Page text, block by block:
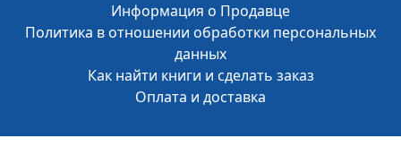
Информация о Продавце
Политика в отношении обработки персональных
данных
Как найти книги и сделать заказ
Оплата и доставка